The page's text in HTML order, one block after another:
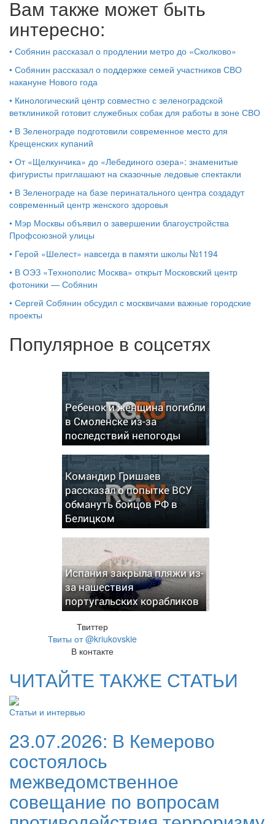
Вам также может быть
интересно:
• Собянин рассказал о продлении метро до «Сколково»
• Собянин рассказал о поддержке семей участников СВО
накануне Нового года
• Кинологический центр совместно с зеленоградской
ветклиникой готовит служебных собак для работы в зоне СВО
• В Зеленограде подготовили современное место для
Крещенских купаний
• От «Щелкунчика» до «Лебединого озера»: знаменитые
фигуристы приглашают на сказочные ледовые спектакли
• В Зеленограде на базе перинатального центра создадут
современный центр женского здоровья
• Мэр Москвы объявил о завершении благоустройства
Профсоюзной улицы
• Герой «Шелест» навсегда в памяти школы №1194
• В ОЭЗ «Технополис Москва» открыт Московский центр
фотоники — Собянин
• Сергей Собянин обсудил с москвичами важные городские
проекты
Популярное в соцсетях
Ребенок и женщина погибли
в Смоленске из-за
последствий непогоды
Командир Гришаев
рассказал о попытке ВСУ
обмануть бойцов РФ в
Белицком
Испания закрыла пляжи из-
за нашествия
португальских корабликов
Твиттер
Твиты от @kriukovskie
В контакте
ЧИТАЙТЕ ТАКЖЕ СТАТЬИ
Статьи и интервью
23.07.2026: В Кемерово
состоялось
межведомственное
совещание по вопросам